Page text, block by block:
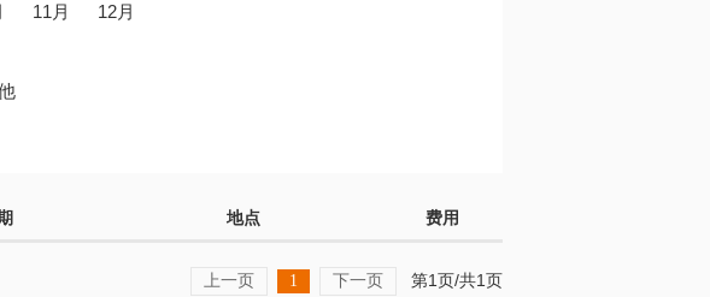
11月
12月
地点 费用
上一页 1 下一页 第1页/共1页